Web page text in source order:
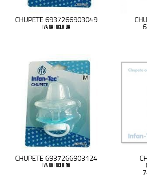
CHUPETE 6937266903049
IVA NO INCLUIDO
CHUPETE 6937266903124
IVA NO INCLUIDO